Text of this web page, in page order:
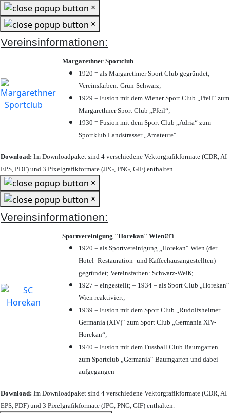
×
×
Vereinsinformationen:
Margarethner Sportclub
1920 = als Margarethner Sport Club gegründet;
Vereinsfarben: Grün-Schwarz;
1929 = Fusion mit dem Wiener Sport Club „Pfeil“ zum
Margarethner Sport Club „Pfeil“;
1930 = Fusion mit dem Sport Club „Adria“ zum
Sportklub Landstrasser „Amateure“
Download: Im Downloadpaket sind 4 verschiedene Vektorgrafikformate (CDR, AI
EPS, PDF) und 3 Pixelgrafikformate (JPG, PNG, GIF) enthalten.
×
×
Vereinsinformationen:
Sportvereinigung "Horekan" Wienen
1920 = als Sportvereinigung „Horekan“ Wien (der
Hotel- Restauration- und Kaffeehausangestellten)
gegründet; Vereinsfarben: Schwarz-Weiß;
1927 = eingestellt; – 1934 = als Sport Club „Horekan“
Wien reaktiviert;
1939 = Fusion mit dem Sport Club „Rudolfsheimer
Germania (XIV)“ zum Sport Club „Germania XIV-
Horekan“;
1940 = Fusion mit dem Fussball Club Baumgarten
zum Sportclub „Germania“ Baumgarten und dabei
aufgegangen
Download: Im Downloadpaket sind 4 verschiedene Vektorgrafikformate (CDR, AI
EPS, PDF) und 3 Pixelgrafikformate (JPG, PNG, GIF) enthalten.